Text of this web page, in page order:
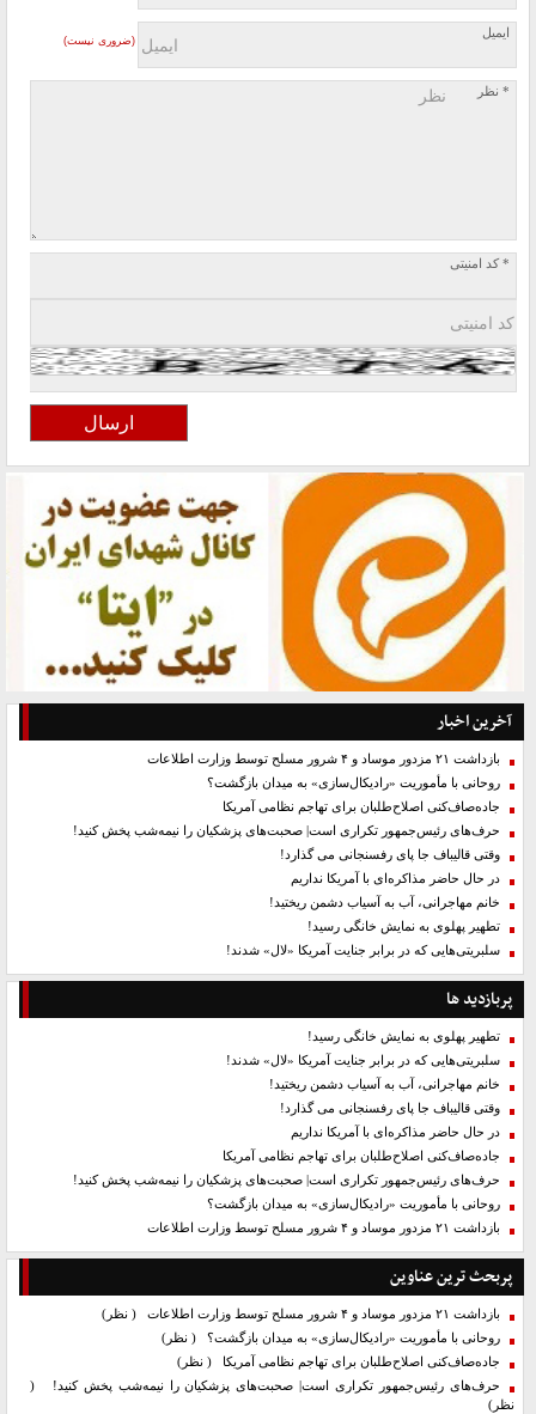
ایمیل
(ضروری نیست)
* نظر
* کد امنیتی
آخرین اخبار
بازداشت ۲۱ مزدور موساد و ۴ شرور مسلح توسط وزارت اطلاعات
روحانی با مأموریت «رادیکال‌سازی» به میدان بازگشت؟
جاده‌صاف‌کنی اصلاح‌طلبان برای تهاجم نظامی آمریکا
حرف‌های رئیس‌جمهور تکراری است| صحبت‌های پزشکیان را نیمه‌شب پخش کنید!
وقتی قالیباف جا پای رفسنجانی می گذارد!
در حال حاضر مذاکره‌ای با آمریکا نداریم
خانم مهاجرانی، آب به آسیاب دشمن ریختید!
تطهیر پهلوی به نمایش خانگی رسید!
سلبریتی‌هایی که در برابر جنایت آمریکا «لال» شدند!
پربازدید ها
تطهیر پهلوی به نمایش خانگی رسید!
سلبریتی‌هایی که در برابر جنایت آمریکا «لال» شدند!
خانم مهاجرانی، آب به آسیاب دشمن ریختید!
وقتی قالیباف جا پای رفسنجانی می گذارد!
در حال حاضر مذاکره‌ای با آمریکا نداریم
جاده‌صاف‌کنی اصلاح‌طلبان برای تهاجم نظامی آمریکا
حرف‌های رئیس‌جمهور تکراری است| صحبت‌های پزشکیان را نیمه‌شب پخش کنید!
روحانی با مأموریت «رادیکال‌سازی» به میدان بازگشت؟
بازداشت ۲۱ مزدور موساد و ۴ شرور مسلح توسط وزارت اطلاعات
پربحث ترین عناوین
بازداشت ۲۱ مزدور موساد و ۴ شرور مسلح توسط وزارت اطلاعات
( نظر)
روحانی با مأموریت «رادیکال‌سازی» به میدان بازگشت؟ ( نظر)
جاده‌صاف‌کنی اصلاح‌طلبان برای تهاجم نظامی آمریکا ( نظر)
حرف‌های رئیس‌جمهور تکراری است| صحبت‌های پزشکیان را نیمه‌شب پخش کنید!
(
نظر)